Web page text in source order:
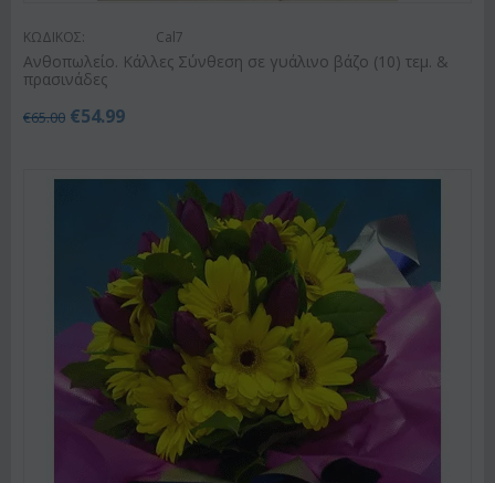
ΚΩΔΙΚΟΣ: Cal7
Ανθοπωλείο. Κάλλες Σύνθεση σε γυάλινο βάζο (10) τεμ. &
πρασινάδες
€65.00 €54.99